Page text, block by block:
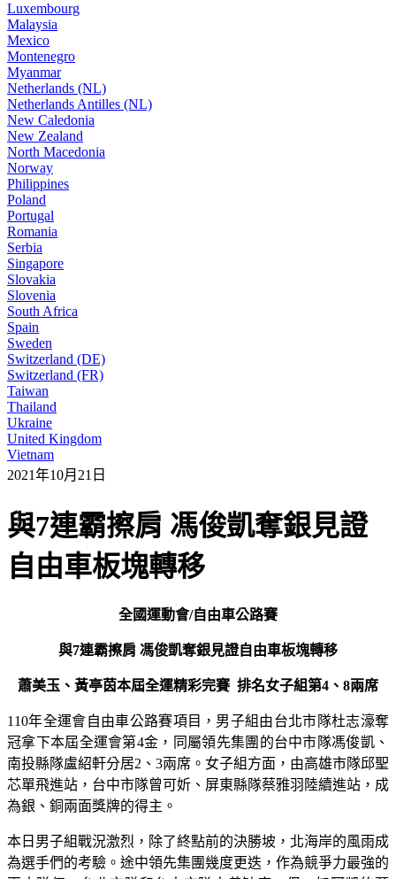
Luxembourg
Malaysia
Mexico
Montenegro
Myanmar
Netherlands (NL)
Netherlands Antilles (NL)
New Caledonia
New Zealand
North Macedonia
Norway
Philippines
Poland
Portugal
Romania
Serbia
Singapore
Slovakia
Slovenia
South Africa
Spain
Sweden
Switzerland (DE)
Switzerland (FR)
Taiwan
Thailand
Ukraine
United Kingdom
Vietnam
2021年10月21日
與7連霸擦肩 馮俊凱奪銀見證
自由車板塊轉移
全國運動會/自由車公路賽
與7連霸擦肩 馮俊凱奪銀見證自由車板塊轉移
蕭美玉、黃亭茵本屆全運精彩完賽 排名女子組第4 、 8兩席
110年全運會自由車公路賽項目，男子組由台北市隊杜志濠奪
冠拿下本屆全運會第4金，同屬領先集團的台中市隊馮俊凱、
南投縣隊盧紹軒分居2、3兩席。女子組方面，由高雄市隊邱聖
芯單飛進站，台中市隊曾可妡、屏東縣隊蔡雅羽陸續進站，成
為銀、銅兩面獎牌的得主。
本日男子組戰況激烈，除了終點前的決勝坡，北海岸的風雨成
為選手們的考驗。途中領先集團幾度更迭，作為競爭力最強的